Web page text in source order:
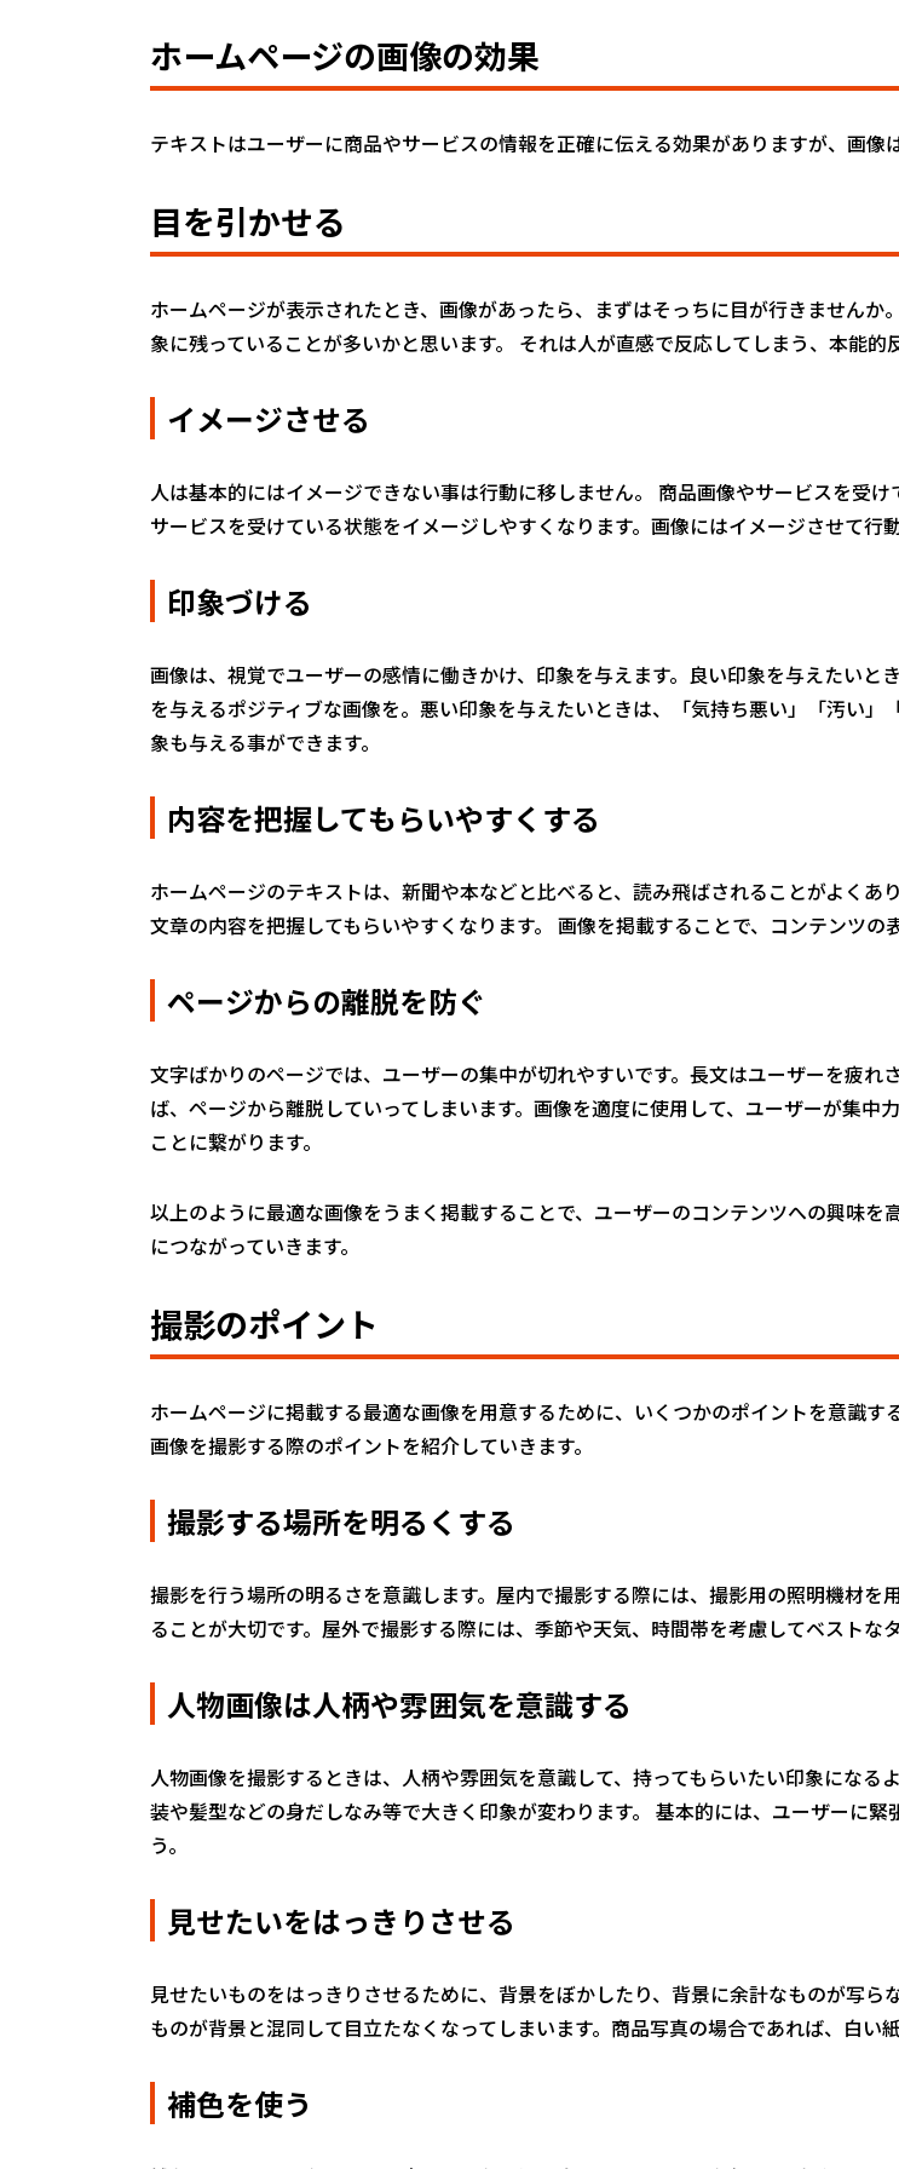
ホームページの画像の効果
テキストはユーザーに商品やサービスの情報を正確に伝える効果がありますが、画像
目を引かせる
ホームページが表示されたとき、画像があったら、まずはそっちに目が行きません
象に残っていることが多いかと思います。 それは人が直感で反応してしまう、本能的
イメージさせる
人は基本的にはイメージできない事は行動に移しません。 商品画像やサービスを受
サービスを受けている状態をイメージしやすくなります。画像にはイメージさせて行
印象づける
画像は、視覚でユーザーの感情に働きかけ、印象を与えます。良い印象を与えたい
を与えるポジティブな画像を。悪い印象を与えたいときは、「気持ち悪い」「汚い
象も与える事ができます。
内容を把握してもらいやすくする
ホームページのテキストは、新聞や本などと比べると、読み飛ばされることがよく
文章の内容を把握してもらいやすくなります。 画像を掲載することで、コンテンツの
ページからの離脱を防ぐ
文字ばかりのページでは、ユーザーの集中が切れやすいです。長文はユーザーを疲
ば、ページから離脱していってしまいます。画像を適度に使用して、ユーザーが集
ことに繋がります。
以上のように最適な画像をうまく掲載することで、ユーザーのコンテンツへの興味
につながっていきます。
撮影のポイント
ホームページに掲載する最適な画像を用意するために、いくつかのポイントを意識す
画像を撮影する際のポイントを紹介していきます。
撮影する場所を明るくする
撮影を行う場所の明るさを意識します。屋内で撮影する際には、撮影用の照明機材
ることが大切です。屋外で撮影する際には、季節や天気、時間帯を考慮してベストな
人物画像は人柄や雰囲気を意識する
人物画像を撮影するときは、人柄や雰囲気を意識して、持ってもらいたい印象にな
装や髪型などの身だしなみ等で大きく印象が変わります。 基本的には、ユーザーに
う。
見せたいをはっきりさせる
見せたいものをはっきりさせるために、背景をぼかしたり、背景に余計なものが写
ものが背景と混同して目立たなくなってしまいます。商品写真の場合であれば、白い
補色を使う